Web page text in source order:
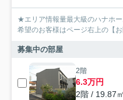
★エリア情報量最大級のハナホーム
希望のお客様はページ右上の【
募集中の部屋
2階
6.3万円
2階 / 19.87